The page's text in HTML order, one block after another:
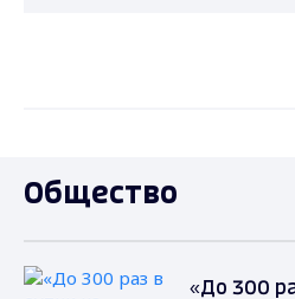
Общество
«До 300